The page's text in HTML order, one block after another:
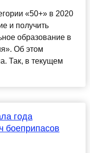
«50+» в 2020
и получить
образование в
Об этом
Так, в текущем
года
боеприпасов